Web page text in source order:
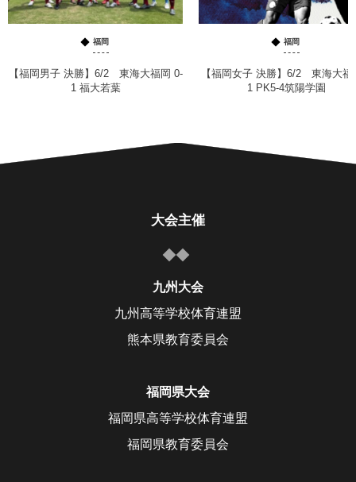
福岡
【福岡男子 決勝】6/2 東海大福岡 0-
1 福大若葉
福岡
【福岡女子 決勝】6/2 東海大福
1 PK5-4筑陽学園
大会主催
九州大会
九州高等学校体育連盟
熊本県教育委員会
福岡県大会
福岡県高等学校体育連盟
福岡県教育委員会